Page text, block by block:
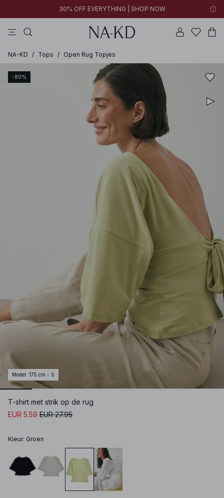
30% OFF EVERYTHING | SHOP NOW
NA-KD / Tops / Open Rug Topjes
-80%
Model : 175 cm - S
T-shirt met strik op de rug
EUR 5.59 EUR 27.95
Kleur: Groen